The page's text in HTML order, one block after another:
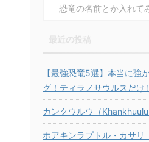
【最強恐竜5選】本当に強
グ！ティラノサウルスだけ
カンクウルウ（
ホアキンラプトル・カサ